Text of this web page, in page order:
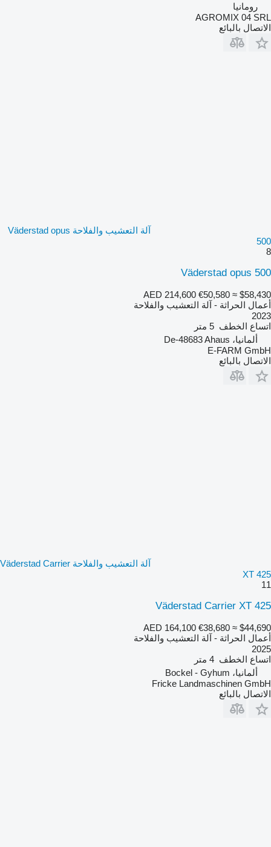
رومانيا
AGROMIX 04 SRL
الاتصال بالبائع
آلة التعشيب والفلاحة Väderstad opus
500
8
Väderstad opus 500
AED 214,600 €50,580 ≈ $58,430
أعمال الحراثة - آلة التعشيب والفلاحة
2023
اتساع الخطف 5 متر
ألمانيا، De-48683 Ahaus
E-FARM GmbH
الاتصال بالبائع
آلة التعشيب والفلاحة Väderstad Carrier
XT 425
11
Väderstad Carrier XT 425
AED 164,100 €38,680 ≈ $44,690
أعمال الحراثة - آلة التعشيب والفلاحة
2025
اتساع الخطف 4 متر
ألمانيا، Bockel - Gyhum
Fricke Landmaschinen GmbH
الاتصال بالبائع